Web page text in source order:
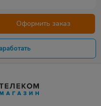
Оформить заказ